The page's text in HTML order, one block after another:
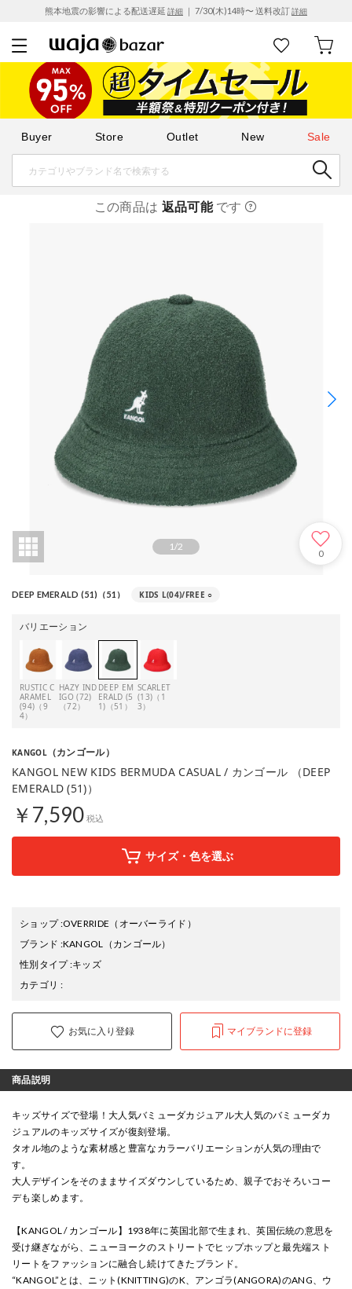
熊本地震の影響による配送遅延 詳細 ｜ 7/30(木)14時〜 送料改訂詳細
Buyer Store Outlet New Sale
この商品は 返品可能です
1/2
0
DEEP EMERALD (51)（51） KIDS L(04)/FREE ○
バリエーション
RUSTIC C
ARAMEL
(94)（9
4）
HAZY IND
IGO (72)
（72）
DEEP EM
ERALD (5
1)（51）
SCARLET
(13)（1
3）
KANGOL（カンゴール）
KANGOL NEW KIDS BERMUDA CASUAL / カンゴール （DEEP
EMERALD (51)）
￥7,590 税込
サイズ・色を選ぶ
ショップ:OVERRIDE（オーバーライド）
ブランド :KANGOL
（カンゴール）
性別タイプ:キッズ
カテゴリ :
お気に入り登録 マイブランドに登録
商品説明
キッズサイズで登場！大人気バミューダカジュアル大人気のバミューダカ
ジュアルのキッズサイズが復刻登場。
タオル地のような素材感と豊富なカラーバリエーションが人気の理由で
す。
大人デザインをそのままサイズダウンしているため、親子でおそろいコー
デも楽しめます。
【KANGOL / カンゴール】1938年に英国北部で生まれ、英国伝統の意思を
受け継ぎながら、ニューヨークのストリートでヒップホップと最先端スト
リートをファッションに融合し続けてきたブランド。
“KANGOL”とは、ニット(KNITTING)のK、アンゴラ(ANGORA)のANG、ウ